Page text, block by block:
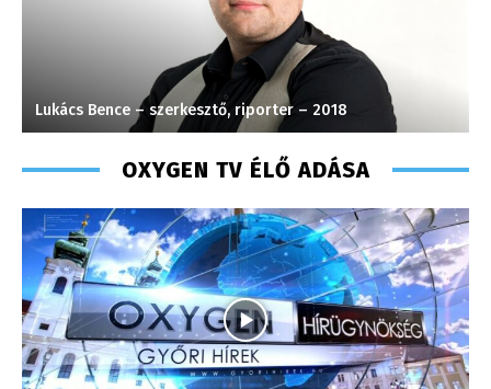
Lukács Bence – szerkesztő, riporter – 2018
OXYGEN TV ÉLŐ ADÁSA